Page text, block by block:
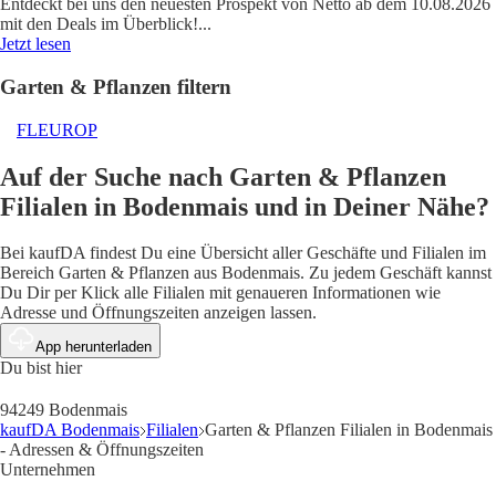
Entdeckt bei uns den neuesten Prospekt von Netto ab dem 10.08.2026
mit den Deals im Überblick!...
Jetzt lesen
Garten & Pflanzen filtern
FLEUROP
Auf der Suche nach Garten & Pflanzen
Filialen in Bodenmais und in Deiner Nähe?
Bei kaufDA findest Du eine Übersicht aller Geschäfte und Filialen im
Bereich Garten & Pflanzen aus Bodenmais. Zu jedem Geschäft kannst
Du Dir per Klick alle Filialen mit genaueren Informationen wie
Adresse und Öffnungszeiten anzeigen lassen.
App herunterladen
Du bist hier
94249 Bodenmais
kaufDA Bodenmais Filialen Garten & Pflanzen Filialen in Bodenmais
- Adressen & Öffnungszeiten
Unternehmen